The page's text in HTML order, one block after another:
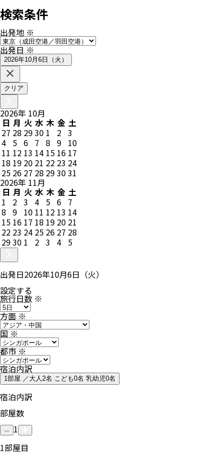
検索条件
出発地 ※
出発日※
2026年10月6日（火）
クリア
2026年 10月
日 月 火 水 木 金 土
27 28 2930 1 2 3
4 5 6 7 8 9 10
11 12 13 14 15 16 17
18 19 20 21 22 23 24
25 26 27 28 293031
2026年 11月
日 月 火 水 木 金 土
1
2 3 4 5 6 7
8 9 10 11 12 13 14
15 16 17 18 19 20 21
22 23 24 25 26 27 28
2930 1 2 3 4 5
出発日2026年10月6日（火）
設定する
旅行日数 ※
方面※
国※
都市※
宿泊内訳
1部屋 ／大人2名 こども0名 乳幼児0名
宿泊内訳
部屋数
1
1部屋目